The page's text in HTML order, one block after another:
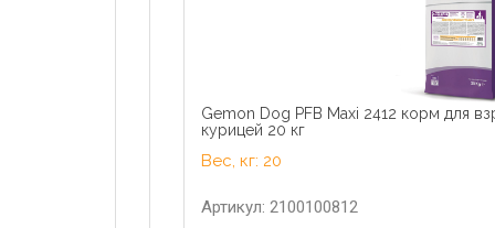
Gemon Dog PFB Maxi 2412 корм для
курицей 20 кг
Вес, кг: 20
Артикул: 2100100812